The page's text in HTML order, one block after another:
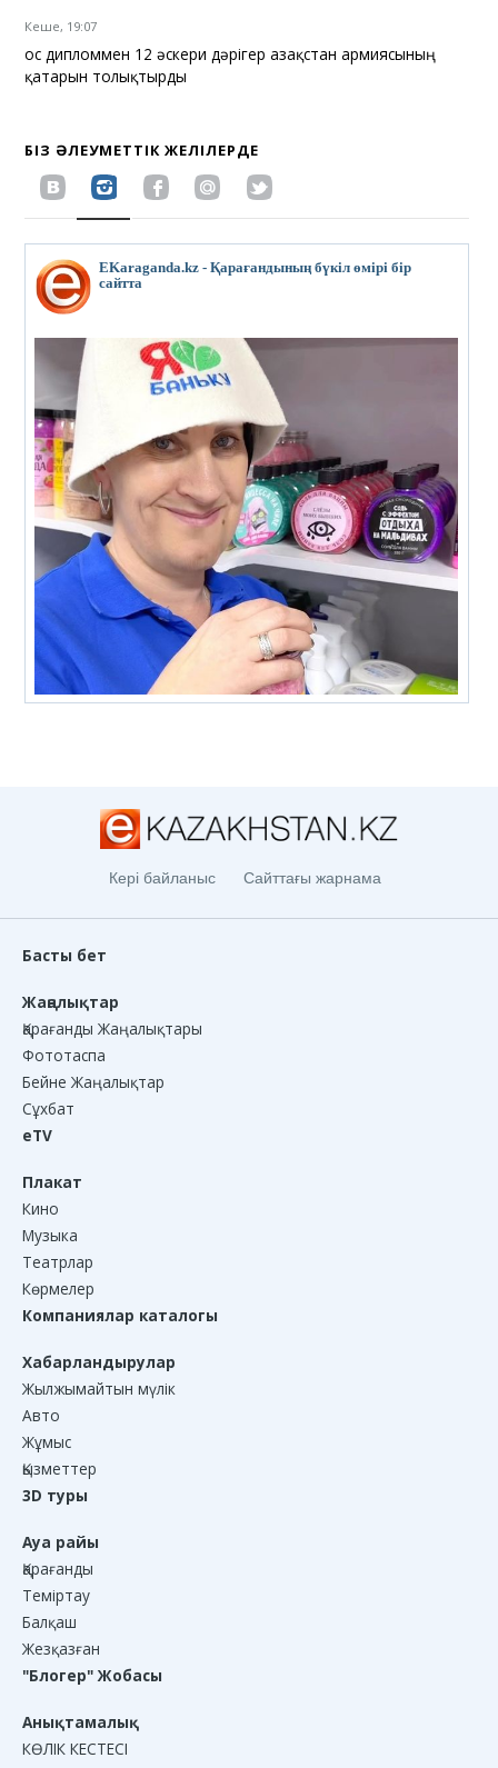
Кеше, 19:07
Қос дипломмен 12 әскери дәрігер Қазақстан армиясының
қатарын толықтырды
БІЗ ӘЛЕУМЕТТІК ЖЕЛІЛЕРДЕ
EKaraganda.kz - Қарағандының бүкіл өмірі бір
сайтта
Кері байланыс Сайттағы жарнама
Басты бет
Жаңалықтар
Қарағанды Жаңалықтары
Фототаспа
Бейне Жаңалықтар
Сұхбат
eTV
Плакат
Кино
Музыка
Театрлар
Көрмелер
Компаниялар каталогы
Хабарландырулар
Жылжымайтын мүлік
Авто
Жұмыс
Қызметтер
3D туры
Ауа райы
Қарағанды
Теміртау
Балқаш
Жезқазған
"Блогер" Жобасы
Анықтамалық
КӨЛІК КЕСТЕСІ